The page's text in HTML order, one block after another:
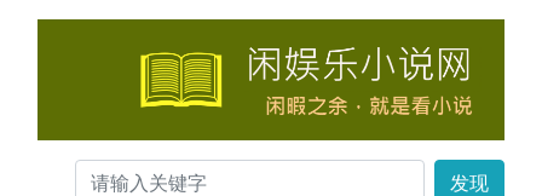
发现